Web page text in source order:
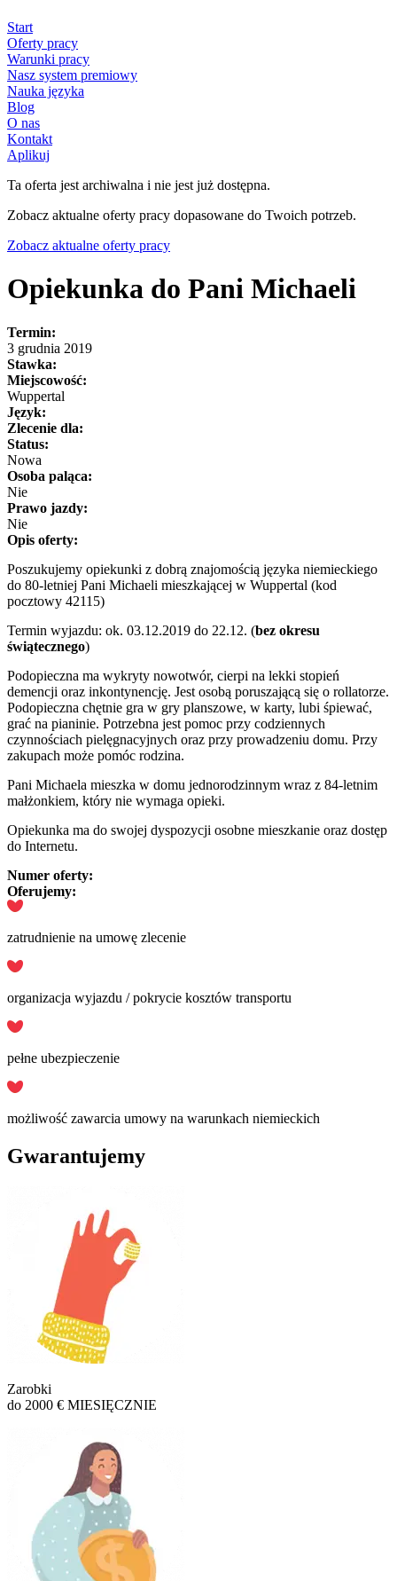
Start
Oferty pracy
Warunki pracy
Nasz system premiowy
Nauka języka
Blog
O nas
Kontakt
Aplikuj
Ta oferta jest archiwalna i nie jest już dostępna.
Zobacz aktualne oferty pracy dopasowane do Twoich potrzeb.
Zobacz aktualne oferty pracy
Opiekunka do Pani Michaeli
Termin:
3 grudnia 2019
Stawka:
Miejscowość:
Wuppertal
Język:
Zlecenie dla:
Status:
Nowa
Osoba paląca:
Nie
Prawo jazdy:
Nie
Opis oferty:
Poszukujemy opiekunki z dobrą znajomością języka niemieckiego
do 80-letniej Pani Michaeli mieszkającej w Wuppertal (kod
pocztowy 42115)
Termin wyjazdu: ok. 03.12.2019 do 22.12. (bez okresu
świątecznego)
Podopieczna ma wykryty nowotwór, cierpi na lekki stopień
demencji oraz inkontynencję. Jest osobą poruszającą się o rollatorze.
Podopieczna chętnie gra w gry planszowe, w karty, lubi śpiewać,
grać na pianinie. Potrzebna jest pomoc przy codziennych
czynnościach pielęgnacyjnych oraz przy prowadzeniu domu. Przy
zakupach może pomóc rodzina.
Pani Michaela mieszka w domu jednorodzinnym wraz z 84-letnim
małżonkiem, który nie wymaga opieki.
Opiekunka ma do swojej dyspozycji osobne mieszkanie oraz dostęp
do Internetu.
Numer oferty:
Oferujemy:
zatrudnienie na umowę zlecenie
organizacja wyjazdu / pokrycie kosztów transportu
pełne ubezpieczenie
możliwość zawarcia umowy na warunkach niemieckich
Gwarantujemy
Zarobki
do 2000 € MIESIĘCZNIE